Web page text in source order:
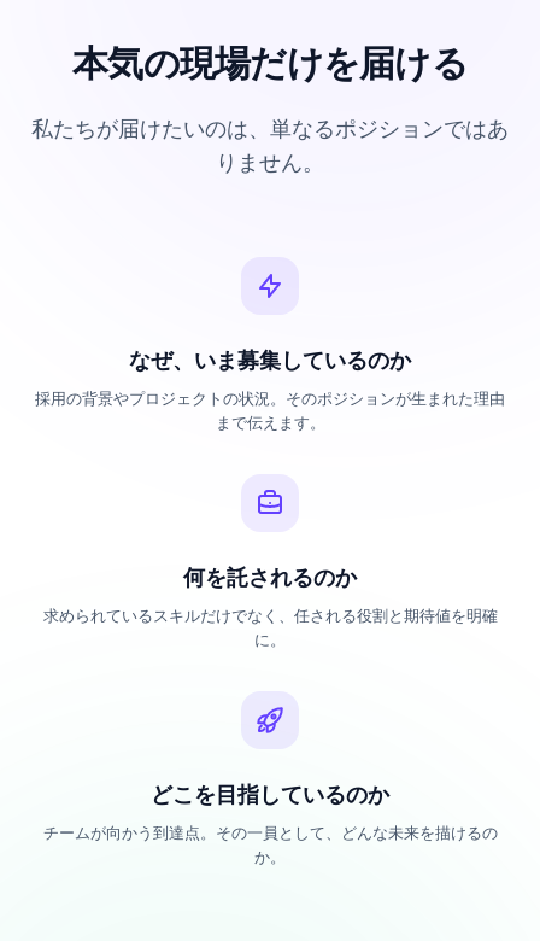
本気の現場だけを届ける
私たちが届けたいのは、単なるポジションではあ
りません。
なぜ、いま募集しているのか
採用の背景やプロジェクトの状況。そのポジションが生まれた理由
まで伝えます。
何を託されるのか
求められているスキルだけでなく、任される役割と期待値を明確
に。
どこを目指しているのか
チームが向かう到達点。その一員として、どんな未来を描けるの
か。